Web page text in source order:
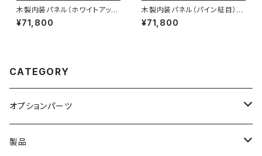
木製内装パネル（ホワイトアッシ
ュ） 200系ハイエースバンDX
ロング標準ボディ5ドア用
¥71,800
木製内装パネル（パイン柾目）
200系ハイエースバンDXロン
グ標準ボディ5ドア用
¥71,800
CATEGORY
オプションパーツ
200系ハイエースDX
製品